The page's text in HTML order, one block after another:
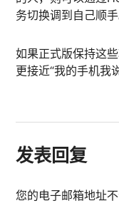
务切换调到自己顺手
如果正式版保持这
更接近“我的手机我
发表回复
您的电子邮箱地址不